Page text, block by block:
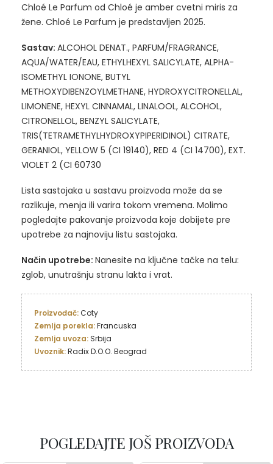
Chloé Le Parfum od Chloé je amber cvetni miris za
žene. Chloé Le Parfum je predstavljen 2025.
Sastav: ALCOHOL DENAT., PARFUM/FRAGRANCE,
AQUA/WATER/EAU, ETHYLHEXYL SALICYLATE, ALPHA-
ISOMETHYL IONONE, BUTYL
METHOXYDIBENZOYLMETHANE, HYDROXYCITRONELLAL,
LIMONENE, HEXYL CINNAMAL, LINALOOL, ALCOHOL,
CITRONELLOL, BENZYL SALICYLATE,
TRIS(TETRAMETHYLHYDROXYPIPERIDINOL) CITRATE,
GERANIOL, YELLOW 5 (CI 19140), RED 4 (CI 14700), EXT.
VIOLET 2 (CI 60730
Lista sastojaka u sastavu proizvoda može da se
razlikuje, menja ili varira tokom vremena. Molimo
pogledajte pakovanje proizvoda koje dobijete pre
upotrebe za najnoviju listu sastojaka.
Način upotrebe: Nanesite na ključne tačke na telu:
zglob, unutrašnju stranu lakta i vrat.
Proizvođač: Coty
Zemlja porekla:
Zemlja uvoza:
Uvoznik: Radix D.O.O. Beograd
POGLEDAJTE JOŠ PROIZVODA